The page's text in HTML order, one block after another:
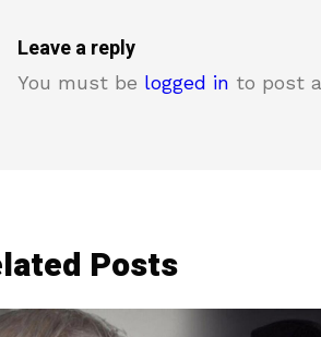
Leave a reply
You must be logged in to post
Posts